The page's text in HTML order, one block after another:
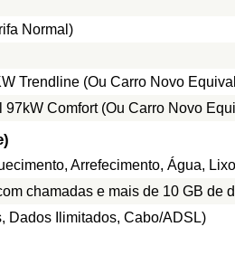
Normal)
Trendline (Ou Carro Novo
97kW Comfort (Ou Carro Novo
Arrefecimento, Água,
chamadas e mais de 10 GB de
Dados Ilimitados, Cabo/ADSL)